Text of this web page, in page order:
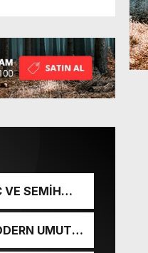
VE SEMİH
UMUT